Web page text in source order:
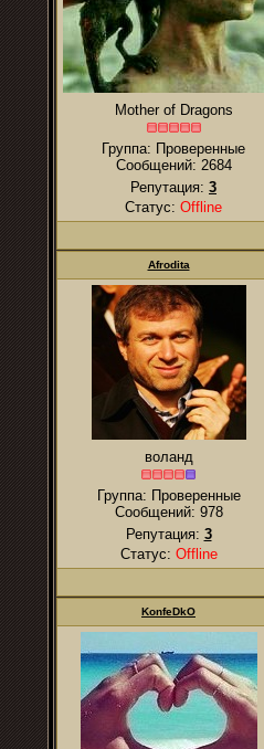
Mother of Dragons
Группа: Проверенные
Сообщений: 2684
Репутация: 3
Статус: Offline
Afrodita
воланд
Группа: Проверенные
Сообщений: 978
Репутация: 3
Статус: Offline
KonfeDkO